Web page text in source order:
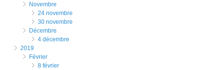
novembre
24 novembre
30 novembre
décembre
4 décembre
2019
février
8 février